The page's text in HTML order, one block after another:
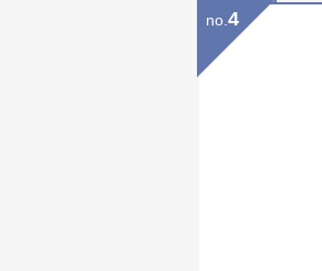
no. 4